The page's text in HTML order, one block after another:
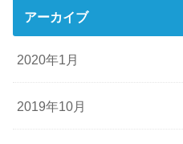
アーカイブ
2020年1月
2019年10月